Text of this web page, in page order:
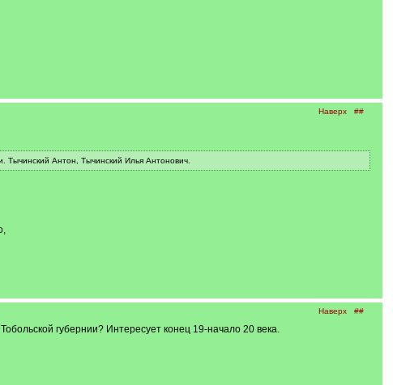
Наверх ##
Антон, Тычинский Илья Антонович.
Наверх ##
губернии? Интересует конец 19-начало 20 века.